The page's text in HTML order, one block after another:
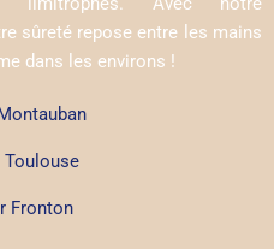
sûreté repose entre les mains
dans les environs !
Toulouse
Fronton